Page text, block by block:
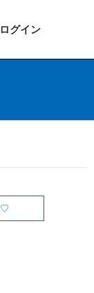
ログイン